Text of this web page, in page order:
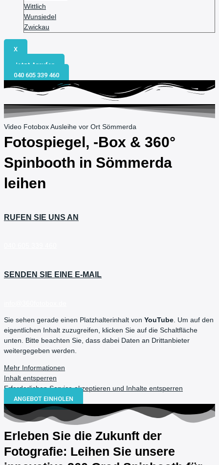
Wittlich
Wunsiedel
Zwickau
X
Jetzt Anrufen
040 605 339 460
Video Fotobox Ausleihe vor Ort Sömmerda
Fotospiegel, -Box & 360°
Spinbooth in Sömmerda
leihen
RUFEN SIE UNS AN
SENDEN SIE EINE E-MAIL
Sie sehen gerade einen Platzhalterinhalt von YouTube. Um auf den
eigentlichen Inhalt zuzugreifen, klicken Sie auf die Schaltfläche
unten. Bitte beachten Sie, dass dabei Daten an Drittanbieter
weitergegeben werden.
Mehr Informationen
Inhalt entsperren
Erforderlichen Service akzeptieren und Inhalte entsperren
ANGEBOT EINHOLEN
Erleben Sie die Zukunft der
Fotografie: Leihen Sie unsere